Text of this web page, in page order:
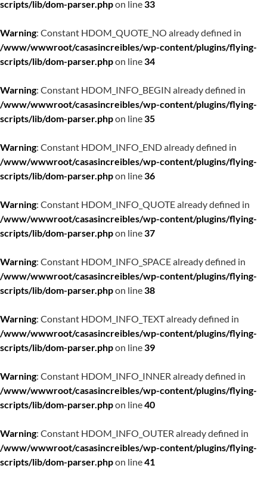
scripts/lib/dom-parser.phpon line33
Warning: Constant HDOM_QUOTE_NO already defined in
/www/wwwroot/casasincreibles/wp-content/plugins/flying-
scripts/lib/dom-parser.phpon line34
Warning: Constant HDOM_INFO_BEGIN already defined in
/www/wwwroot/casasincreibles/wp-content/plugins/flying-
scripts/lib/dom-parser.phpon line35
Warning: Constant HDOM_INFO_END already defined in
/www/wwwroot/casasincreibles/wp-content/plugins/flying-
scripts/lib/dom-parser.phpon line36
Warning: Constant HDOM_INFO_QUOTE already defined in
/www/wwwroot/casasincreibles/wp-content/plugins/flying-
scripts/lib/dom-parser.phpon line37
Warning: Constant HDOM_INFO_SPACE already defined in
/www/wwwroot/casasincreibles/wp-content/plugins/flying-
scripts/lib/dom-parser.phpon line38
Warning: Constant HDOM_INFO_TEXT already defined in
/www/wwwroot/casasincreibles/wp-content/plugins/flying-
scripts/lib/dom-parser.phpon line39
Warning: Constant HDOM_INFO_INNER already defined in
/www/wwwroot/casasincreibles/wp-content/plugins/flying-
scripts/lib/dom-parser.phpon line40
Warning: Constant HDOM_INFO_OUTER already defined in
/www/wwwroot/casasincreibles/wp-content/plugins/flying-
scripts/lib/dom-parser.phpon line41